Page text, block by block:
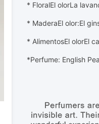
* FloralEl olorLa
* MaderaEl olor:El
* AlimentosEl olorEl
*Perfume: English